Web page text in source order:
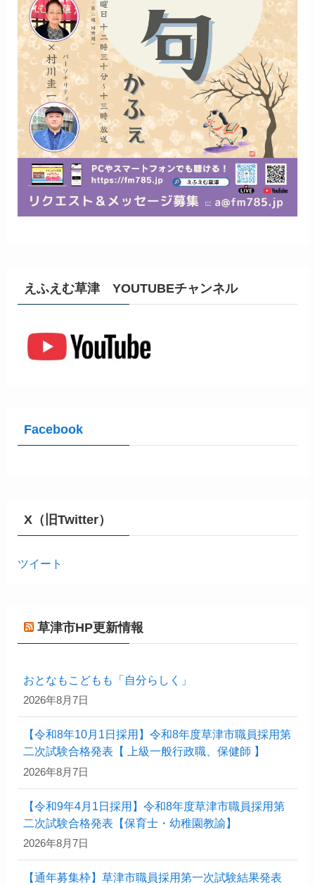
えふえむ草津 YOUTUBEチャンネル
Facebook
X（旧Twitter）
ツイート
草津市HP更新情報
おとなもこどもも「自分らしく」
2026年8月7日
【令和8年10月1日採用】令和8年度草津市職員採用第
二次試験合格発表【 上級一般行政職、保健師 】
2026年8月7日
【令和9年4月1日採用】令和8年度草津市職員採用第
二次試験合格発表【保育士・幼稚園教諭】
2026年8月7日
【通年募集枠】草津市職員採用第一次試験結果発表